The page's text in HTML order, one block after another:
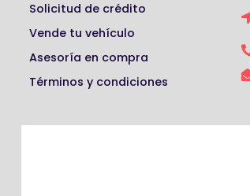
Solicitud de crédito
Vende tu vehículo
Asesoría en compra
Términos y condiciones